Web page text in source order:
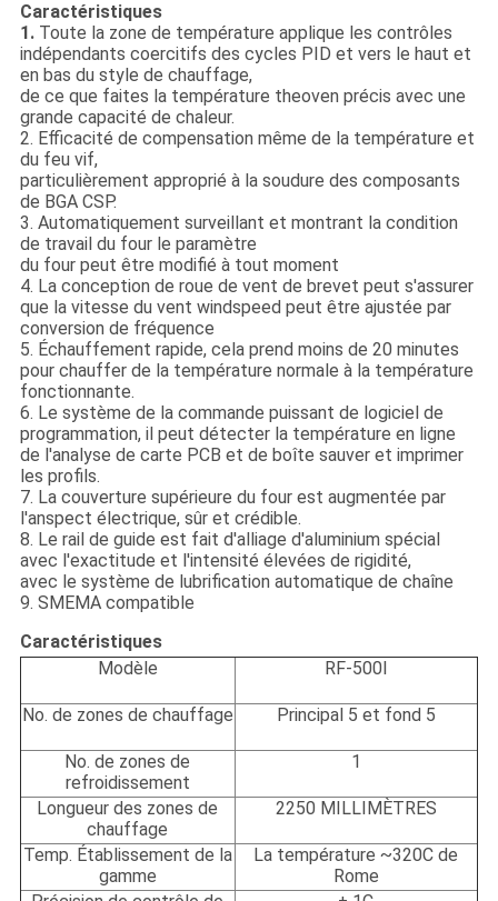
Caractéristiques
1. Toute la zone de température applique les contrôles
indépendants coercitifs des cycles PID et vers le haut et
en bas du style de chauffage,
de ce que faites la température theoven précis avec une
grande capacité de chaleur.
2. Efficacité de compensation même de la température et
du feu vif,
particulièrement approprié à la soudure des composants
de BGA CSP.
3. Automatiquement surveillant et montrant la condition
de travail du four le paramètre
du four peut être modifié à tout moment
4. La conception de roue de vent de brevet peut s'assurer
que la vitesse du vent windspeed peut être ajustée par
conversion de fréquence
5. Échauffement rapide, cela prend moins de 20 minutes
pour chauffer de la température normale à la température
fonctionnante.
6. Le système de la commande puissant de logiciel de
programmation, il peut détecter la température en ligne
de l'analyse de carte PCB et de boîte sauver et imprimer
les profils.
7. La couverture supérieure du four est augmentée par
l'anspect électrique, sûr et crédible.
8. Le rail de guide est fait d'alliage d'aluminium spécial
avec l'exactitude et l'intensité élevées de rigidité,
avec le système de lubrification automatique de chaîne
9. SMEMA compatible
Caractéristiques
Modèle
RF-500I
No. de zones de chauffage Principal 5 et fond 5
No. de zones de
refroidissement
1
Longueur des zones de
chauffage
2250 MILLIMÈTRES
Temp. Établissement de la
gamme
La température ~320C de
Rome